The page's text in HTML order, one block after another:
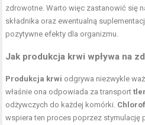
zdrowotne. Warto więc zastanowić się
składnika oraz ewentualną
pozytywne efekty dla organizmu.
Jak produkcja krwi wpływa na
Produkcja krwi odgrywa niezwykle
właśnie ona odpowiada za transport
odżywczych do każdej komórki.
wspiera ten proces poprzez stymulację